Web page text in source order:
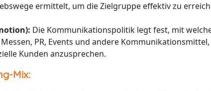
ermittelt, um die Zielgruppe effektiv zu
Die Kommunikationspolitik legt fest, mit
PR, Events und andere
Kunden anzusprechen.
Mix: